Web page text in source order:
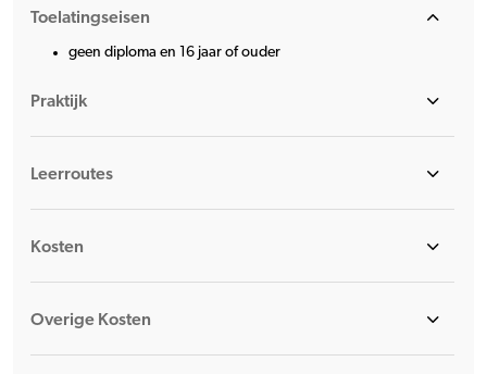
Toelatingseisen
geen diploma en 16 jaar of ouder
Praktijk
Leerroutes
Kosten
Overige Kosten